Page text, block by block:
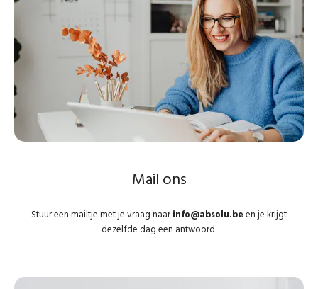
Je hebt nog geen klantenkaart bij ABSOLU.
Geen probleem! Zodra je een volledig ingevulde account
aanmaakt, creëren we een digitale bonuskaart voor jou.
Telkens je inlogt met dit account verrekent het systeem
automatisch jouw reeds gespaarde bonuskorting en heb je de
keuze deze te verzilveren.
op dezelfde bonuskaart.Mail ons
Stuur een mailtje met je vraag naarinfo@absolu.been je krijgt
dezelfde dag een antwoord.